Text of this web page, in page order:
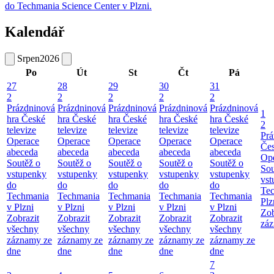
do Techmania Science Center v Plzni.
Kalendář
Srpen2026
Po
Út St Čt
Pá
27
2
Prázdninová
hra České
televize
Operace
abeceda
Soutěž o
vstupenky
do
Techmania
v Plzni
Zobrazit
všechny
záznamy ze
dne
28
2
Prázdninová
hra České
televize
Operace
abeceda
Soutěž o
vstupenky
do
Techmania
v Plzni
Zobrazit
všechny
záznamy ze
dne
29
2
Prázdninová
hra České
televize
Operace
abeceda
Soutěž o
vstupenky
do
Techmania
v Plzni
Zobrazit
všechny
záznamy ze
dne
30
2
Prázdninová
hra České
televize
Operace
abeceda
Soutěž o
vstupenky
do
Techmania
v Plzni
Zobrazit
všechny
záznamy ze
dne
31
2
Prázdninová
hra České
televize
Operace
abeceda
Soutěž o
vstupenky
do
Techmania
v Plzni
Zobrazit
všechny
záznamy ze
dne
1
2
7